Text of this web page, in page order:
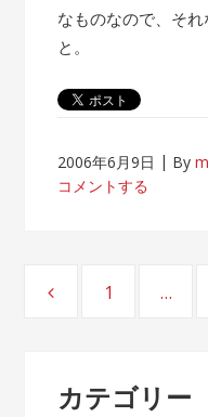
なものなので、そ
と。
2006年6月9日 By
コメントする
投
ページ
1 …
カテゴリー